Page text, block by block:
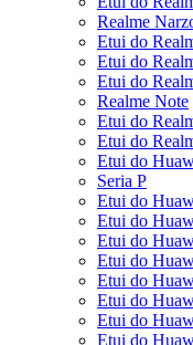
Realme
Etui do
Etui do
Etui do
Realme Note
Etui do
Etui do
Etui do
Seria P
Etui do
Etui do
Etui do
Etui do
Etui do
Etui do
Etui do
Etui do